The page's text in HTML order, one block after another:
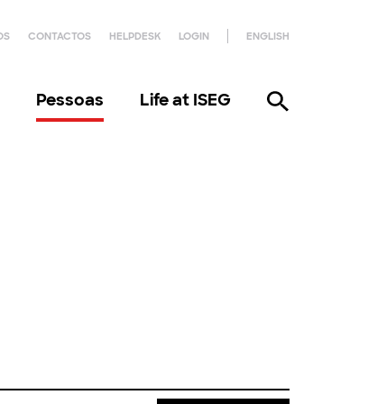
CONTACTOS HELPDESK LOGIN ENGLISH
Pessoas Life at ISEG